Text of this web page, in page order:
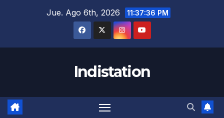
Jue. Ago 6th, 2026 11:37:37 PM
Indistation